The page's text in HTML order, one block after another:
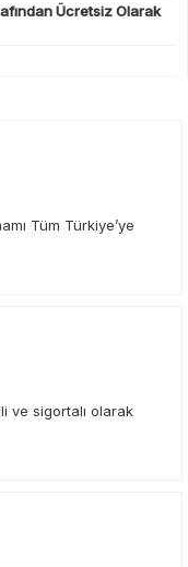
Ücretsiz Olarak
Tüm Türkiye’ye
ve sigortalı olarak